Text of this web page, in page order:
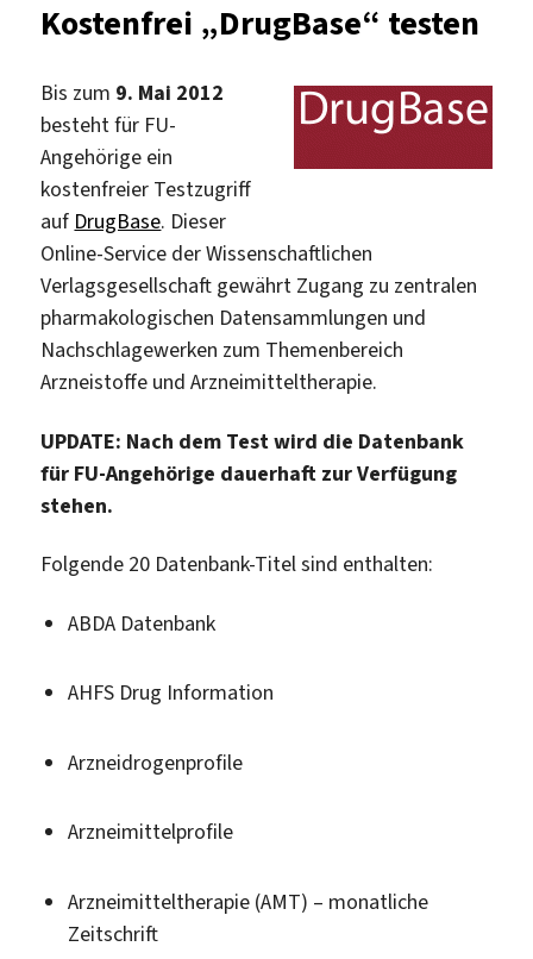
National
lizenziert
Kostenfrei „DrugBase“ testen
Bis zum 9. Mai 2012
besteht für FU-
Angehörige ein
kostenfreier Testzugriff
auf DrugBase. Dieser
Online-Service der Wissenschaftlichen
Verlagsgesellschaft gewährt Zugang zu zentralen
pharmakologischen Datensammlungen und
Nachschlagewerken zum Themenbereich
Arzneistoffe und Arzneimitteltherapie.
UPDATE: Nach dem Test wird die Datenbank
für FU-Angehörige dauerhaft zur Verfügung
stehen.
Folgende 20 Datenbank-Titel sind enthalten:
ABDA Datenbank
AHFS Drug Information
Arzneidrogenprofile
Arzneimittelprofile
Arzneimitteltherapie (AMT) – monatliche
Zeitschrift